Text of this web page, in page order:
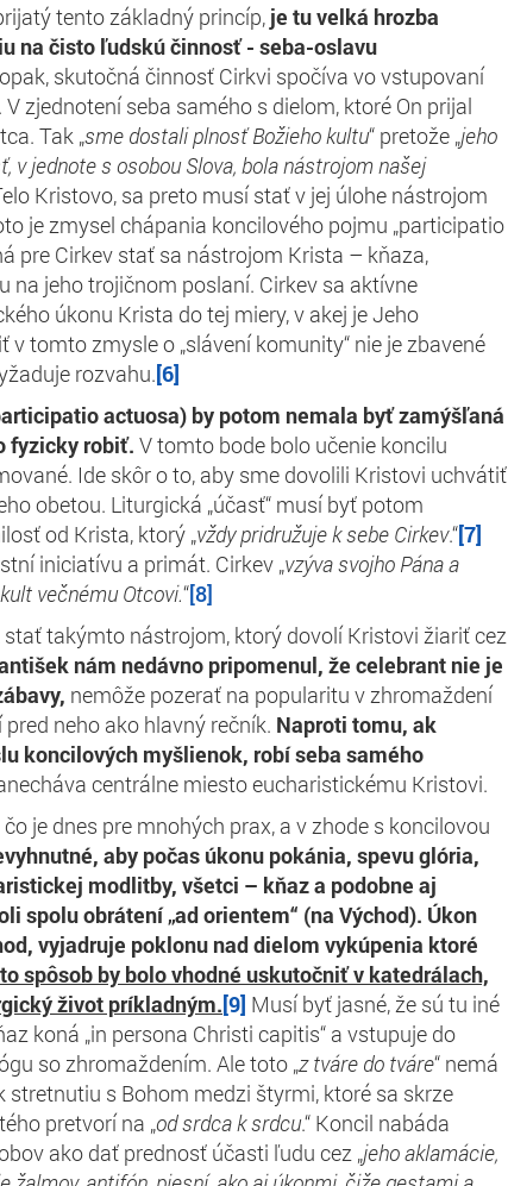
tento základný princíp, je tu velká hrozba
na čisto ľudskú činnosť - seba-oslavu
skutočná činnosť Cirkvi spočíva vo vstupovaní
zjednotení seba samého s dielom, ktoré On prijal
Tak „sme dostali plnosť Božieho kultu“ pretože „jeho
v jednote s osobou Slova, bola nástrojom našej
Kristovo, sa preto musí stať v jej úlohe nástrojom
je zmysel chápania koncilového pojmu „participatio
pre Cirkev stať sa nástrojom Krista – kňaza,
na jeho trojičnom poslaní. Cirkev sa aktívne
úkonu Krista do tej miery, v akej je Jeho
v tomto zmysle o „slávení komunity“ nie je zbavené
rozvahu.[6]
actuosa) by potom nemala byť zamýšľaná
fyzicky robiť. V tomto bode bolo učenie koncilu
Ide skôr o to, aby sme dovolili Kristovi uchvátiť
obetou. Liturgická „účasť“ musí byť potom
od Krista, ktorý „vždy pridružuje k sebe Cirkev.“[7]
iniciatívu a primát. Cirkev „vzýva svojho Pána a
večnému Otcovi.“[8]
takýmto nástrojom, ktorý dovolí Kristovi žiariť cez
nám nedávno pripomenul, že celebrant nie je
nemôže pozerať na popularitu v zhromaždení
neho ako hlavný rečník. Naproti tomu, ak
koncilových myšlienok, robí seba samého
centrálne miesto eucharistickému Kristovi.
je dnes pre mnohých prax, a v zhode s koncilovou
aby počas úkonu pokánia, spevu glória,
modlitby, všetci – kňaz a podobne aj
spolu obrátení „ad orientem“ (na Východ). Úkon
vyjadruje poklonu nad dielom vykúpenia ktoré
spôsob by bolo vhodné uskutočniť v katedrálach,
život príkladným.[9] Musí byť jasné, že sú tu iné
koná „in persona Christi capitis“ a vstupuje do
so zhromaždením. Ale toto „z tváre do tváre“ nemá
stretnutiu s Bohom medzi štyrmi, ktoré sa skrze
pretvorí na „od srdca k srdcu.“ Koncil nabáda
ako dať prednosť účasti ľudu cez „jeho aklamácie,